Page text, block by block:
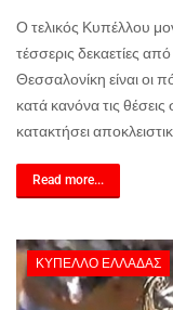
Ο τελικός Κυπέλλου
τέσσερις δεκαετίες
Θεσσαλονίκη είναι οι
κατά κανόνα τις
κατακτήσει
Read more...
ΚΎΠΕΛΛΟ ΕΛΛΆΔΑΣ